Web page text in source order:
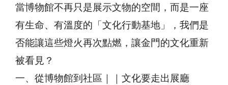
當博物館不再只是展示文物的空間，而是一座
有生命、有溫度的「文化行動基地」，我們是
否能讓這些燈火再次點燃，讓金門的文化重新
被看見？
一、從博物館到社區｜｜文化要走出展廳